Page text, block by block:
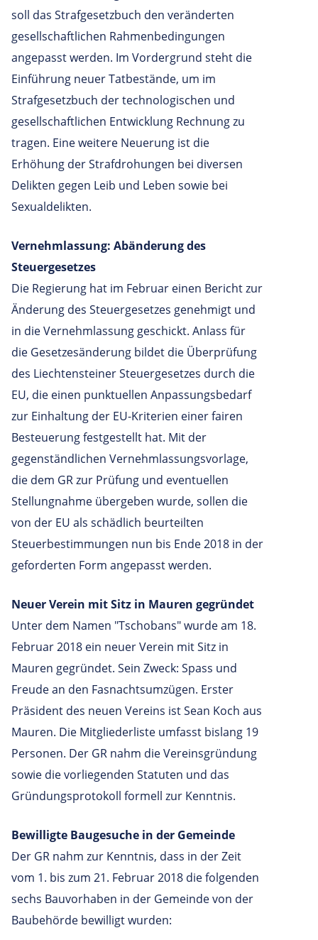
soll das Strafgesetzbuch den veränderten
gesellschaftlichen Rahmenbedingungen
angepasst werden. Im Vordergrund steht die
Einführung neuer Tatbestände, um im
Strafgesetzbuch der technologischen und
gesellschaftlichen Entwicklung Rechnung zu
tragen. Eine weitere Neuerung ist die
Erhöhung der Strafdrohungen bei diversen
Delikten gegen Leib und Leben sowie bei
Sexualdelikten.
Vernehmlassung: Abänderung des
Steuergesetzes
Die Regierung hat im Februar einen Bericht zur
Änderung des Steuergesetzes genehmigt und
in die Vernehmlassung geschickt. Anlass für
die Gesetzesänderung bildet die Überprüfung
des Liechtensteiner Steuergesetzes durch die
EU, die einen punktuellen Anpassungsbedarf
zur Einhaltung der EU-Kriterien einer fairen
Besteuerung festgestellt hat. Mit der
gegenständlichen Vernehmlassungsvorlage,
die dem GR zur Prüfung und eventuellen
Stellungnahme übergeben wurde, sollen die
von der EU als schädlich beurteilten
Steuerbestimmungen nun bis Ende 2018 in der
geforderten Form angepasst werden.
Neuer Verein mit Sitz in Mauren gegründet
Unter dem Namen "Tschobans" wurde am 18.
Februar 2018 ein neuer Verein mit Sitz in
Mauren gegründet. Sein Zweck: Spass und
Freude an den Fasnachtsumzügen. Erster
Präsident des neuen Vereins ist Sean Koch aus
Mauren. Die Mitgliederliste umfasst bislang 19
Personen. Der GR nahm die Vereinsgründung
sowie die vorliegenden Statuten und das
Gründungsprotokoll formell zur Kenntnis.
Bewilligte Baugesuche in der Gemeinde
Der GR nahm zur Kenntnis, dass in der Zeit
vom 1. bis zum 21. Februar 2018 die folgenden
sechs Bauvorhaben in der Gemeinde von der
Baubehörde bewilligt wurden: